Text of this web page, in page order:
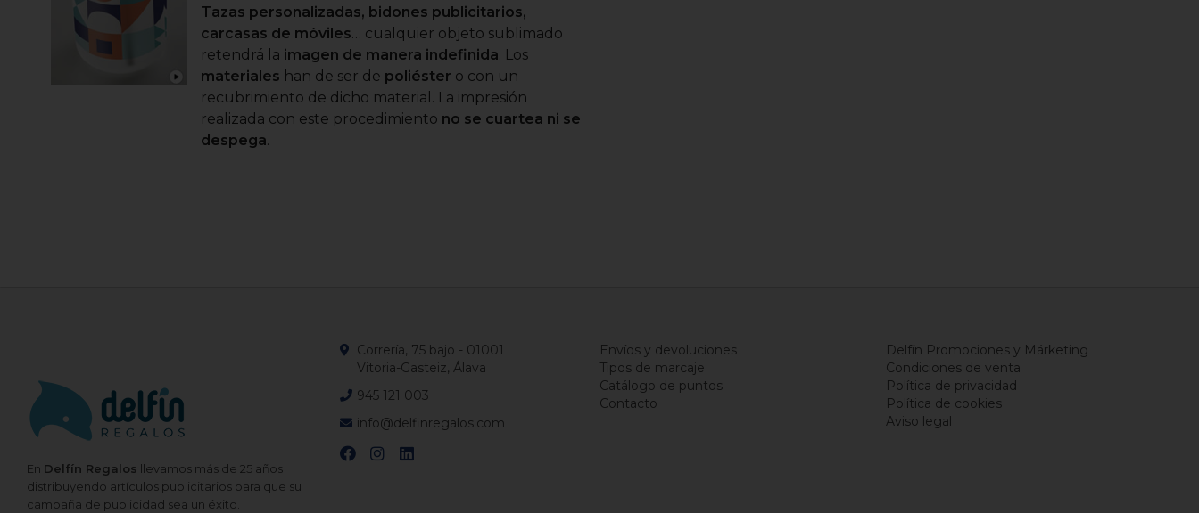
Tazas personalizadas, bidones publicitarios,
carcasas de móviles… cualquier objeto sublimado
retendrá la imagen de manera indefinida. Los
materiales han de ser de poliéster o con un
recubrimiento de dicho material. La impresión
realizada con este procedimiento no se cuartea ni se
despega.
En Delfín Regalos llevamos más de 25 años
distribuyendo artículos publicitarios para que su
campaña de publicidad sea un éxito.
Correría, 75 bajo - 01001
Vitoria-Gasteiz, Álava
945 121 003
info@delfinregalos.com
Envíos y devoluciones
Tipos de marcaje
Catálogo de puntos
Contacto
Delfín Promociones y Márketing
Condiciones de venta
Política de privacidad
Política de cookies
Aviso legal